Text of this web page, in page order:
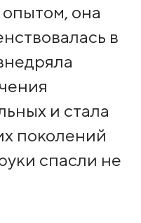
она
в
и стала
поколений
спасли не